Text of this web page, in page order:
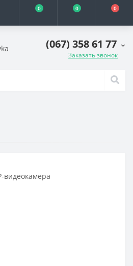
0 0 0
(067) 358 61 77
Заказать звонок